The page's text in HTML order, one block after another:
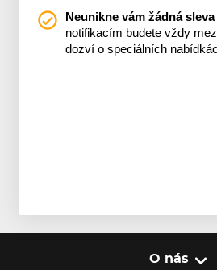
Neunikne vám žádná
notifikacím budete vždy
dozví o speciálních
O nás